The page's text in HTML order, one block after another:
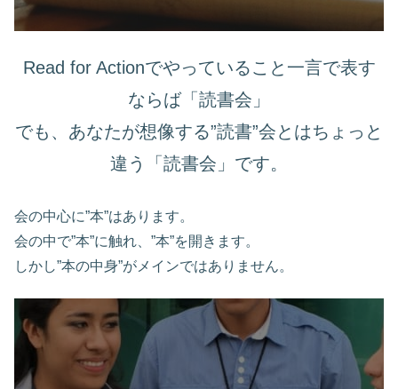
Read for Actionでやっていること一言で表す
ならば「読書会」
でも、あなたが想像する”読書”会とはちょっと
違う「読書会」です。
会の中心に”本”はあります。
会の中で”本”に触れ、”本”を開きます。
しかし”本の中身”がメインではありません。